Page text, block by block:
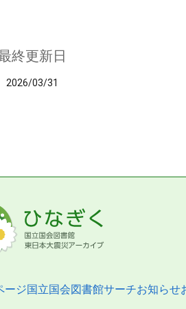
終更新日
2026/03/31
ージ国立国会図書館サーチお知らせ